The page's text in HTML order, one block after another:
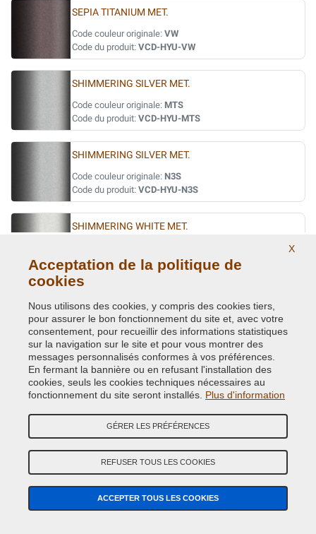
SEPIA TITANIUM MET.
Code couleur originale: VW
Code du produit: VCD-HYU-VW
SHIMMERING SILVER MET.
Code couleur originale: MTS
Code du produit: VCD-HYU-MTS
SHIMMERING SILVER MET.
Code couleur originale: N3S
Code du produit: VCD-HYU-N3S
SHIMMERING WHITE MET.
Code du produit: VCD-HYU-WJ
Code couleur originale:SM
Code du produit:VCD-HYU-SM
SILVER MET.
Code couleur originale: T8T
SILVER MET. (P.URTI OF NW)
Code couleur originale: NW
Code du produit:VCD-HYU-NW
SILVER SAGE MET.
X
Acceptation de la politique de
cookies
Nous utilisons des cookies, y compris des cookies tiers,
pour assurer le bon fonctionnement du site et, avec votre
consentement, pour recueillir des informations statistiques
sur la navigation sur le site et pour vous montrer des
messages personnalisés conformes à vos préférences.
En fermant la bannière ou en refusant l'installation des
cookies, seuls les cookies techniques nécessaires au
fonctionnement du site seront installés. Plus d'information
GÉRER LES PRÉFÉRENCES
REFUSER TOUS LES COOKIES
ACCEPTER TOUS LES COOKIES